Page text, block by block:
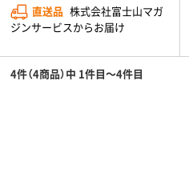
直送品 株式会社富士山マガ
ジンサービスからお届け
4件（4商品）中 1件目～4件目